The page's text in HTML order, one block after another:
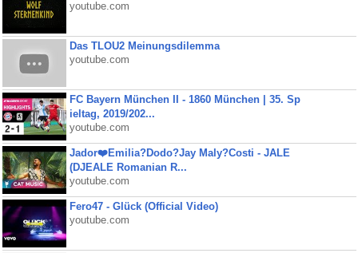
youtube.com
Das TLOU2 Meinungsdilemma
youtube.com
FC Bayern München II - 1860 München | 35. Sp
ieltag, 2019/202...
youtube.com
Jador❤️Emilia?Dodo?Jay Maly?Costi - JALE
(DJEALE Romanian R...
youtube.com
Fero47 - Glück (Official Video)
youtube.com